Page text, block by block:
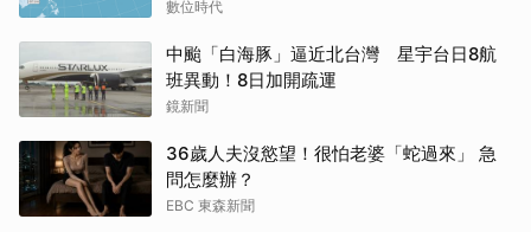
數位時代
中颱「白海豚」逼近北台灣 星宇台日8航
班異動！8日加開疏運
鏡新聞
36歲人夫沒慾望！很怕老婆「蛇過來」 急
問怎麼辦？
EBC 東森新聞